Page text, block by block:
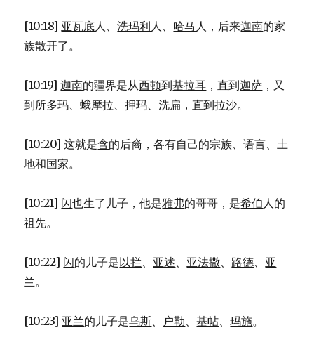
[10:18] 亚瓦底人、洗玛利人、 哈马 人，后来迦南的家
族散开了。
[10:19]迦南的疆界是从西顿到基拉耳 ，直到迦萨 ，又
到所多玛、蛾摩拉、押玛、洗扁 ，直到拉沙。
[10:20] 这就是含的后裔，各有自己的宗族、语言、土
地和国家。
[10:21] 闪也生了儿子，他是雅弗的哥哥，是希伯人的
祖先。
[10:22] 闪的儿子是以拦、 亚述、 亚法撒、 路德、 亚
兰。
[10:23] 亚兰的儿子是乌斯、 户勒、基帖、玛施。